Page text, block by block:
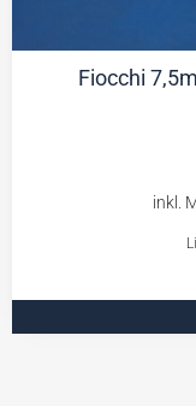
Fiocchi